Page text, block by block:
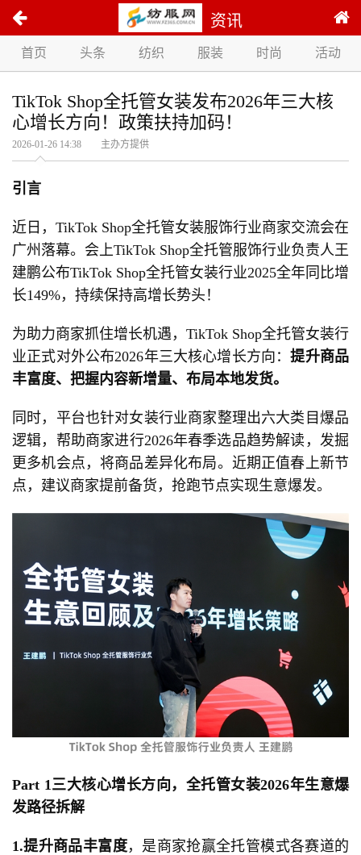
资讯
首页 头条 纺织 服装 时尚 活动
TikTok Shop全托管女装发布2026年三大核
心增长方向！政策扶持加码！
2026-01-26 14:38 主办方提供
引言
近日，TikTok Shop全托管女装服饰行业商家交流会在
广州落幕。会上TikTok Shop全托管服饰行业负责人王
建鹏公布TikTok Shop全托管女装行业2025全年同比增
长149%，持续保持高增长势头！
为助力商家抓住增长机遇，TikTok Shop全托管女装行
业正式对外公布2026年三大核心增长方向：提升商品
丰富度、把握内容新增量、布局本地发货。
同时，平台也针对女装行业商家整理出六大类目爆品
逻辑，帮助商家进行2026年春季选品趋势解读，发掘
更多机会点，将商品差异化布局。近期正值春上新节
点，建议商家提前备货，抢跑节点实现生意爆发。
Part 1 三大核心增长方向，全托管女装2026年生意爆
发路径拆解
1.提升商品丰富度，是商家抢赢全托管模式各赛道的